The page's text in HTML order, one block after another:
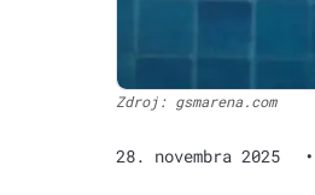
Zdroj: gsmarena.com
28. novembra 2025 •